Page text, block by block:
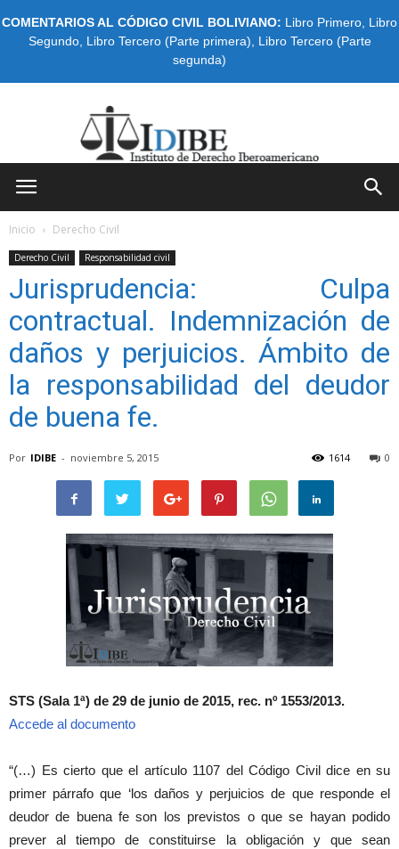
COMENTARIOS AL CÓDIGO CIVIL BOLIVIANO: Libro Primero Libro
Segundo, Libro Tercero (Parte primera)
Libro Tercero (Parte
segunda)
Inicio Derecho Civil
Derecho Civil Responsabilidad civil
Jurisprudencia: Culpa
contractual. Indemnización de
daños y perjuicios. Ámbito de
la responsabilidad del deudor
de buena fe.
Por IDIBE - noviembre 5, 2015 0
1614
STS (Sala 1ª) de 29 de junio de 2015, rec. nº 1553/2013.
Accede al documento
“(…) Es cierto que el artículo 1107 del Código Civil dice en su
primer párrafo que ‘los daños y perjuicios de que responde el
deudor de buena fe son los previstos o que se hayan podido
prever al tiempo de constituirse la obligación y que sean